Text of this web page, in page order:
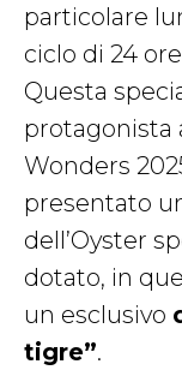
particolare
ciclo di 24 ore
Questa
protagonista
Wonders
presentato
dell’Oyster
dotato, in
un esclusivo
tigre”.